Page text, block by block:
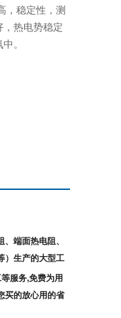
，稳定性，测
热电势稳定
。
、端面热电阻、
）生产的大型工
服务,免费为用
买的放心用的省